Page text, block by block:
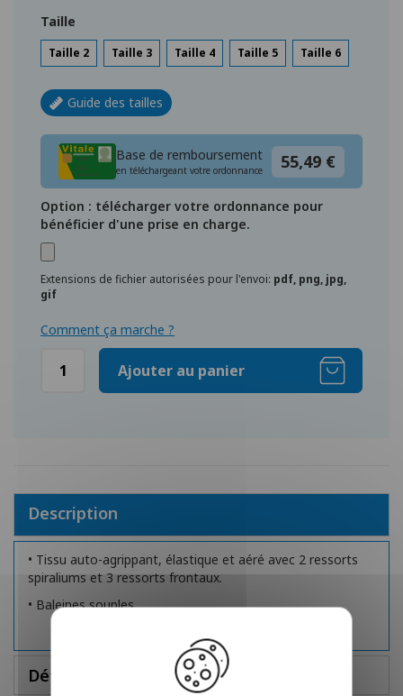
Taille
Taille 2 Taille 3 Taille 4 Taille 5 Taille 6
Guide des tailles
Base de remboursement
en téléchargeant votre ordonnance 55,49 €
Option : télécharger votre ordonnance pour
bénéficier d'une prise en charge.
Extensions de fichier autorisées pour l'envoi: pdf, png, jpg,
gif
Comment ça marche ?
Ajouter au panier
Description
• Tissu auto-agrippant, élastique et aéré avec 2 ressorts
spiraliums et 3 ressorts frontaux.
• Baleines souples.
Détails